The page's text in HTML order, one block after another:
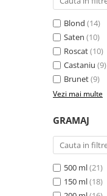
Blond (14)
Saten (10)
Roscat(10)
Castaniu (9)
Brunet(9)
Vezi mai multe
GRAMAJ
500 ml(21)
150 ml(18)